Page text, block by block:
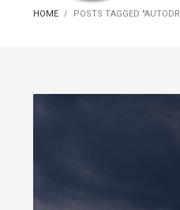
HOME POSTS TAGGED